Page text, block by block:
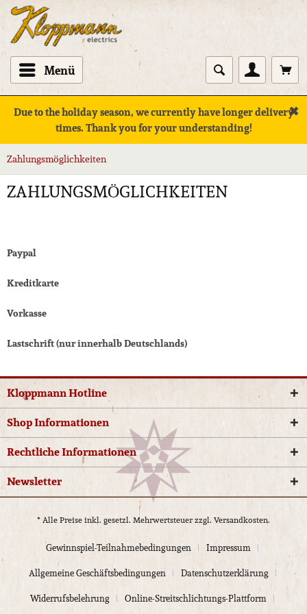
Menü
Due to the holiday season, we currently have longer delivery
times. Thank you for your understanding!
✖
Zahlungsmöglichkeiten
ZAHLUNGSMÖGLICHKEITEN
Paypal
Kreditkarte
Vorkasse
Lastschrift (nur innerhalb Deutschlands)
Kloppmann Hotline
Shop Informationen
Rechtliche Informationen
Newsletter
* Alle Preise inkl. gesetzl. Mehrwertsteuer zzgl. Versandkosten.
Gewinnspiel-Teilnahmebedingungen
Impressum
Allgemeine Geschäftsbedingungen
Datenschutzerklärung
Widerrufsbelehrung
Online-Streitschlichtungs-Plattform